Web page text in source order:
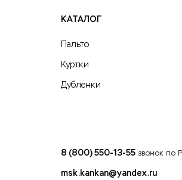
КАТАЛОГ
Пальто
Куртки
Дубленки
8 (800) 550-13-55 звонок по
msk.kankan@yandex.ru